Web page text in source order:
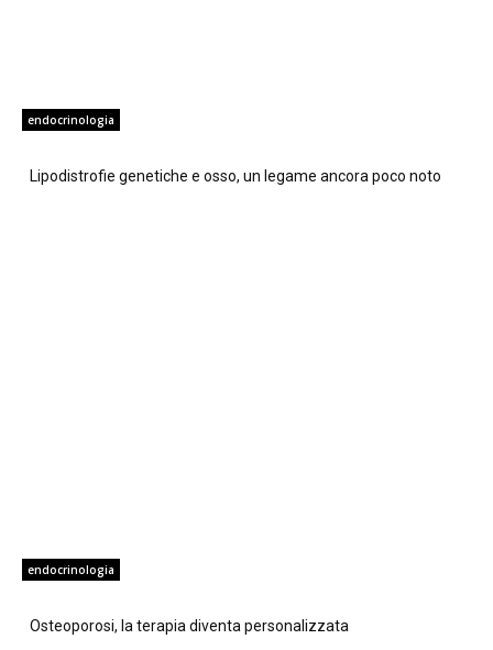
endocrinologia
Lipodistrofie genetiche e osso, un legame ancora poco noto
endocrinologia
Osteoporosi, la terapia diventa personalizzata